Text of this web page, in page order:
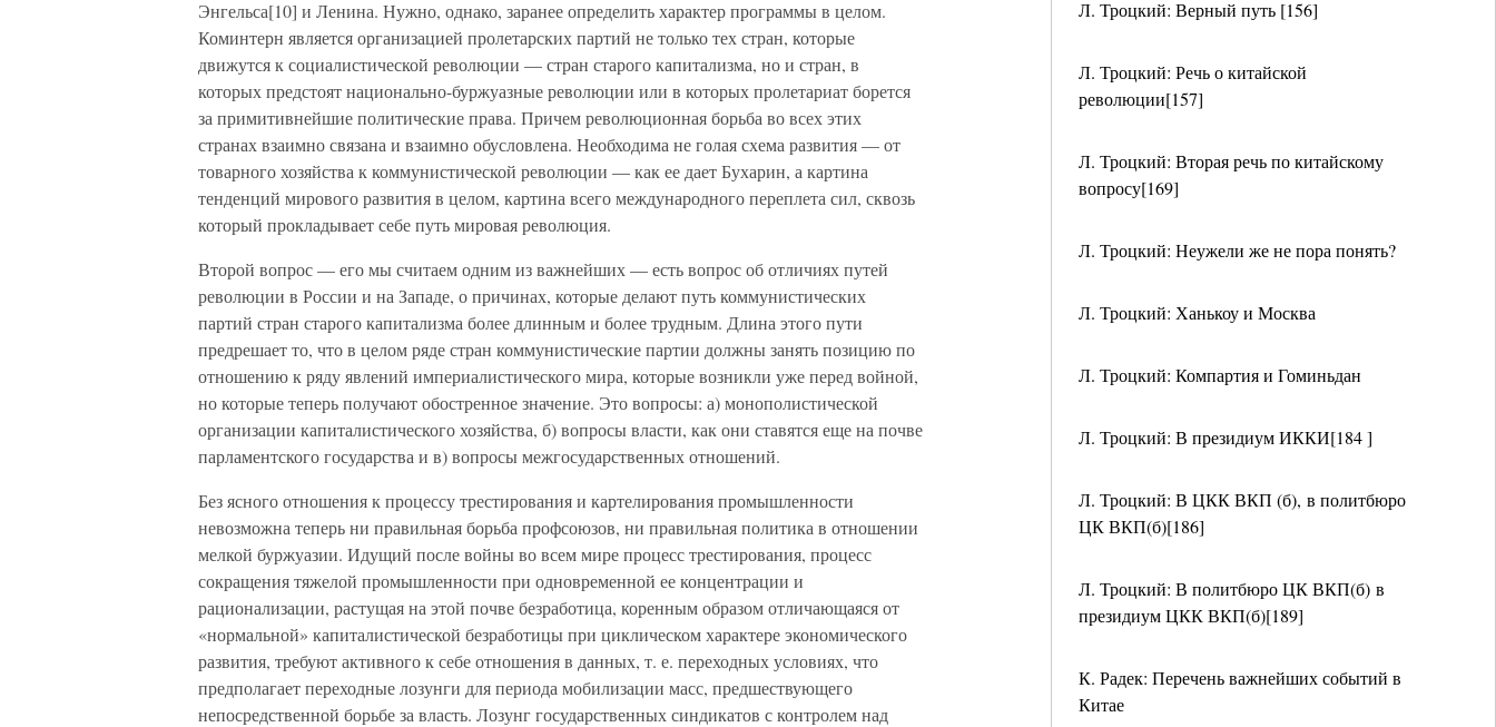
Л. Троцкий: Верный путь [156]
Л. Троцкий: Речь о китайской
революции[157]
Л. Троцкий: Вторая речь по китайскому
вопросу[169]
Л. Троцкий: Неужели же не пора понять?
Л. Троцкий: Ханькоу и Москва
Л. Троцкий: Компартия и Гоминьдан
Л. Троцкий: В президиум ИККИ[184 ]
Л. Троцкий: В ЦКК ВКП (б), в политбюро
ЦК ВКП(б)[186]
Л. Троцкий: В политбюро ЦК ВКП(б) в
президиум ЦКК ВКП(б)[189]
К. Радек: Перечень важнейших событий в
Китае
Энгельса[10] и Ленина. Нужно, однако, заранее определить характер программы в целом.
Коминтерн является организацией пролетарских партий не только тех стран, которые
движутся к социалистической революции — стран старого капитализма, но и стран, в
которых предстоят национально-буржуазные революции или в которых пролетариат борется
за примитивнейшие политические права. Причем революционная борьба во всех этих
странах взаимно связана и взаимно обусловлена. Необходима не голая схема развития — от
товарного хозяйства к коммунистической революции — как ее дает Бухарин, а картина
тенденций мирового развития в целом, картина всего международного переплета сил, сквозь
который прокладывает себе путь мировая революция.
Второй вопрос — его мы считаем одним из важнейших — есть вопрос об отличиях путей
революции в России и на Западе, о причинах, которые делают путь коммунистических
партий стран старого капитализма более длинным и более трудным. Длина этого пути
предрешает то, что в целом ряде стран коммунистические партии должны занять позицию по
отношению к ряду явлений империалистического мира, которые возникли уже перед войной,
но которые теперь получают обостренное значение. Это вопросы: а) монополистической
организации капиталистического хозяйства, б) вопросы власти, как они ставятся еще на почве
парламентского государства и в) вопросы межгосударственных отношений.
Без ясного отношения к процессу трестирования и картелирования промышленности
невозможна теперь ни правильная борьба профсоюзов, ни правильная политика в отношении
мелкой буржуазии. Идущий после войны во всем мире процесс трестирования, процесс
сокращения тяжелой промышленности при одновременной ее концентрации и
рационализации, растущая на этой почве безработица, коренным образом отличающаяся от
«нормальной» капиталистической безработицы при циклическом характере экономического
развития, требуют активного к себе отношения в данных, т. е. переходных условиях, что
предполагает переходные лозунги для периода мобилизации масс, предшествующего
непосредственной борьбе за власть. Лозунг государственных синдикатов с контролем над